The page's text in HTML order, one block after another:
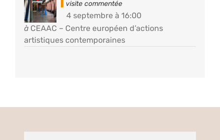
4 septembre à 16:00
à CEAAC – Centre européen d’actions
artistiques contemporaines